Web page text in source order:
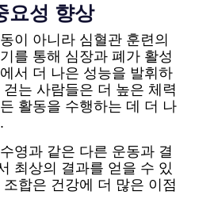
요성 향상
이 아니라 심혈관 훈련의
를 통해 심장과 폐가 활성
서 더 나은 성능을 발휘하
는 사람들은 더 높은 체력
활동을 수행하는 데 더 나
영과 같은 다른 운동과 결
최상의 결과를 얻을 수 있
합은 건강에 더 많은 이점